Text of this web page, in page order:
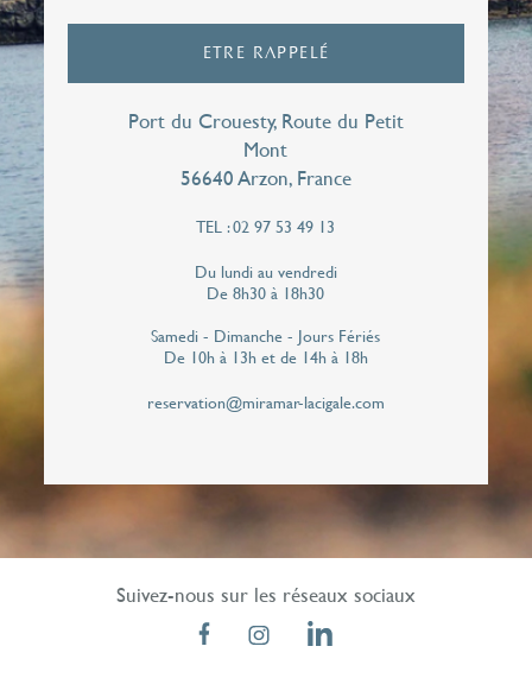
ETRE RAPPELÉ
Port du Crouesty, Route du Petit
Mont
56640 Arzon, France
TEL : 02 97 53 49 13
Du lundi au vendredi
De 8h30 à 18h30
Samedi - Dimanche - Jours Fériés
De 10h à 13h et de 14h à 18h
reservation@miramar-lacigale.com
J'autorise le Miramar La Cigale à me contacter
de façon personnalisée pour répondre à cette
ne seront jamais communiqués à des tiers.*
Suivez-nous sur les réseaux sociaux